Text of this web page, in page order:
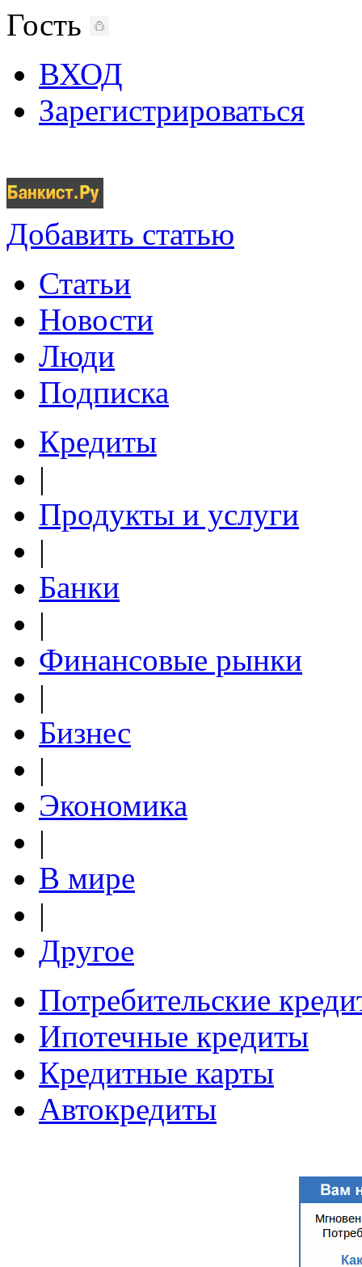
Гость
ВХОД
Зарегистрироваться
Добавить статью
Статьи
Новости
Люди
Подписка
Кредиты
|
Продукты и услуги
|
Банки
|
Финансовые рынки
|
Бизнес
|
Экономика
|
В мире
|
Другое
Потребительские
Ипотечные кредиты
Кредитные карты
Автокредиты